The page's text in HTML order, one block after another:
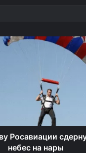
Росавиации
небес на нары